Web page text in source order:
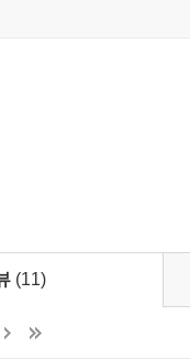
그래밍 언어를 사용할
. 책에 등장하는 예제
프레임워크를 바로 사
(11)